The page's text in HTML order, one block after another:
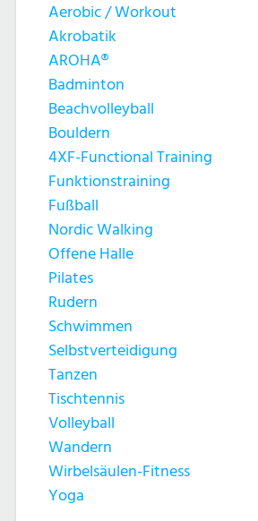
Aerobic / Workout
Akrobatik
AROHA®
Badminton
Beachvolleyball
Bouldern
4XF-Functional Training
Funktionstraining
Fußball
Nordic Walking
Offene Halle
Pilates
Rudern
Schwimmen
Selbstverteidigung
Tanzen
Tischtennis
Volleyball
Wandern
Wirbelsäulen-Fitness
Yoga